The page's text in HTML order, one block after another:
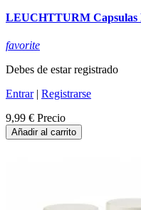
LEUCHTTURM Capsulas
favorite
Debes de estar registrado
Entrar| Registrarse
9,99 € Precio
Añadir al carrito